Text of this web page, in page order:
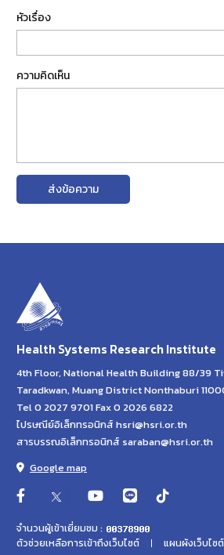
หัวเรื่อง
ความคิดเห็น
ส่งข้อความ
Health Systems Research Institute
4th Floor, National Health Building 88/39
Taradkwan, Muang District Nonthaburi
Tel 0 2027 9701 Fax 0 2026 6822
ไปรษณีย์อิเล็กทรอนิกส์ hsri@hsri.or.th
สารบรรณอิเล็กทรอนิกส์ saraban@hsri.or.th
Google map
จำนวนผู้เข้าเยี่ยมชม :
ตัวช่วยเหลือการเข้าถึงเว็บไซต์
แผนผังเว็บไซต์